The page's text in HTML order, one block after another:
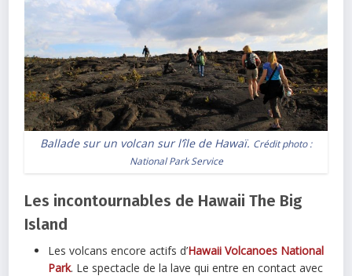
Ballade sur un volcan sur l’île de Hawaï. Crédit photo :
National Park Service
Les incontournables de Hawaii The Big
Island
Les volcans encore actifs d’Hawaii Volcanoes National
Park. Le spectacle de la lave qui entre en contact avec